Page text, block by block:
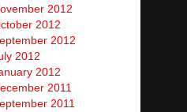
2012
2012
2012
2012
2012
2011
2011